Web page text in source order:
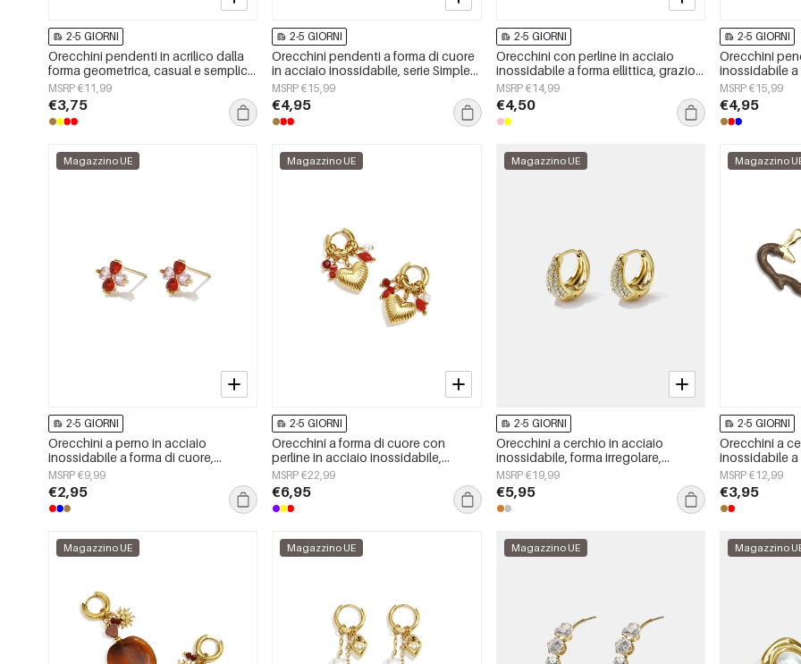
2-5 GIORNI
Orecchini pendenti in acrilico dalla
forma geometrica, casual e semplici,
della serie da donna.
MSRP €11,99
€3,75
2-5 GIORNI
Orecchini pendenti a forma di cuore
in acciaio inossidabile, serie Simple
Daily Simple, gioielli da donna
MSRP €15,99
€4,95
2-5 GIORNI
Orecchini con perline in acciaio
inossidabile a forma ellittica, graziosi
e semplici, della serie Daily Simple,
gioielli da donna.
MSRP €14,99
€4,50
2-5 GIORNI
Orecchini
inossidabile a
Daily Simple,
MSRP €15,99
€4,95
Magazzino UE
2-5 GIORNI
Orecchini a perno in acciaio
inossidabile a forma di cuore,
semplici, della serie Daily Simple,
gioielli da donna.
MSRP €9,99
€2,95
Magazzino UE
2-5 GIORNI
Orecchini a forma di cuore con
perline in acciaio inossidabile,
semplici, della serie Daily Simple,
gioielli da donna.
MSRP €22,99
€6,95
Magazzino UE
2-5 GIORNI
Orecchini a cerchio in acciaio
inossidabile, forma irregolare,
semplici, della serie Simple Daily,
gioielli da donna.
MSRP €19,99
€5,95
Magazzino
2-5 GIORNI
Orecchini a
inossidabile a
semplici, della
gioielli da
MSRP €12,99
€3,95
Magazzino UE Magazzino UE Magazzino UE Magazzino